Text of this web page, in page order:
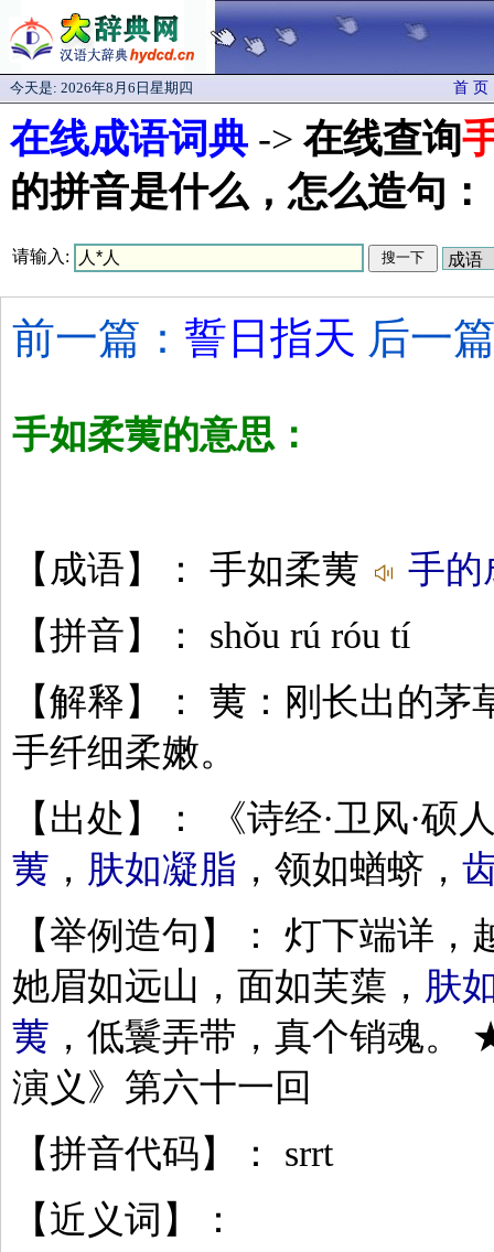
今天是: 2026年8月6日星期四 首 页
在线成语词典 -> 在线查询
的拼音是什么，怎么造句：
请输入:
前一篇： 誓日指天 后一
手如柔荑的意思：
【成语】： 手如柔荑
手的
【拼音】： shǒu rú róu tí
【解释】： 荑：刚长出的茅
手纤细柔嫩。
【出处】： 《诗经·卫风·硕
荑 ， 肤如凝脂 ，领如蝤蛴，
【举例造句】： 灯下端详，
她眉如远山，面如芙蕖， 肤
荑 ，低鬟弄带，真个销魂。
演义》第六十一回
【拼音代码】： srrt
【近义词】：